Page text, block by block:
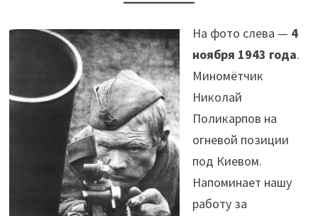
На фото слева — 4
ноября 1943 года.
Миномётчик
Николай
Поликарпов на
огневой позиции
под Киевом.
Напоминает нашу
работу за